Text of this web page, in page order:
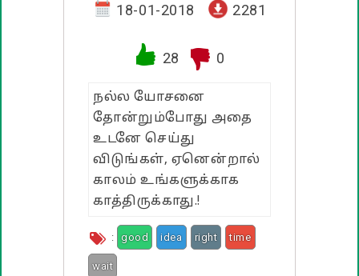
வாழ்த்து பொன்மொழிகள்
பண்டிகை வாழ்த்துக்கள்
18-01-2018 2281
28 0
நல்ல யோசனை
தோன்றும்போது அதை
உடனே செய்து
விடுங்கள், ஏனென்றால்
காலம் உங்களுக்காக
காத்திருக்காது.!
: good idea right time
wait